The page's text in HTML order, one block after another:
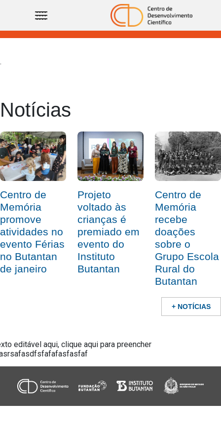
Notícias
Centro de
Memória
promove
atividades no
evento Férias
no Butantan
de janeiro
Projeto
voltado às
crianças é
premiado em
evento do
Instituto
Butantan
Centro de
Memória
recebe
doações
sobre o
Grupo Escola
Rural do
Butantan
+ NOTÍCIAS
editável aqui, clique aqui para preencher